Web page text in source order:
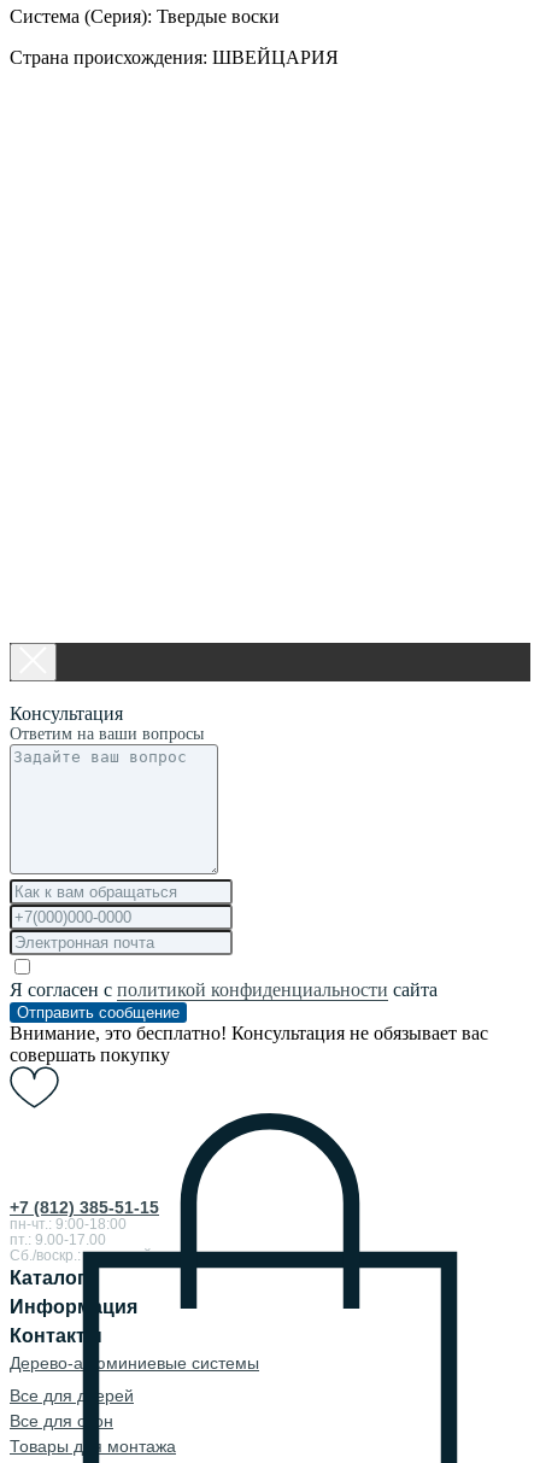
Система (Серия): Твердые воски
Страна происхождения: ШВЕЙЦАРИЯ
+7 (812) 385-51-15
пн-чт.: 9:00-18:00
пт.: 9.00-17.00
Сб./воскр.: выходной
Каталог
Информация
Контакты
Дерево-алюминиевые системы
Все для дверей
Все для окон
Товары для монтажа
Консультация
Ответим на ваши вопросы
Я согласен с политикой конфиденциальности сайта
Отправить сообщение
Внимание, это бесплатно! Консультация не обязывает вас
совершать покупку